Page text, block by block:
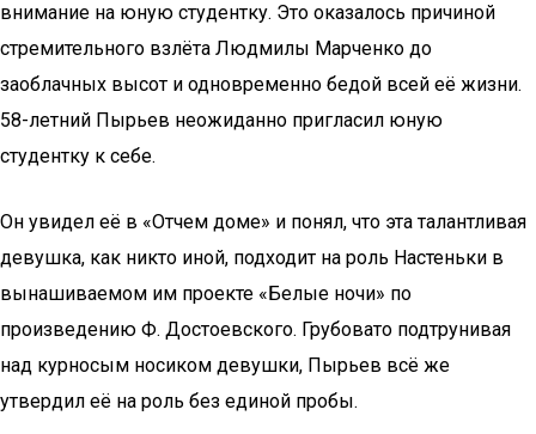
внимание на юную студентку. Это оказалось причиной
стремительного взлёта Людмилы Марченко до
заоблачных высот и одновременно бедой всей её жизни.
58-летний Пырьев неожиданно пригласил юную
студентку к себе.
Он увидел её в «Отчем доме» и понял, что эта талантливая
девушка, как никто иной, подходит на роль Настеньки в
вынашиваемом им проекте «Белые ночи» по
произведению Ф. Достоевского. Грубовато подтрунивая
над курносым носиком девушки, Пырьев всё же
утвердил её на роль без единой пробы.